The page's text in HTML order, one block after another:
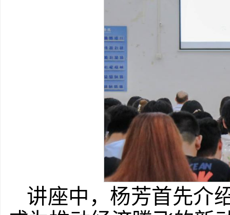
讲座中，杨芳首先介